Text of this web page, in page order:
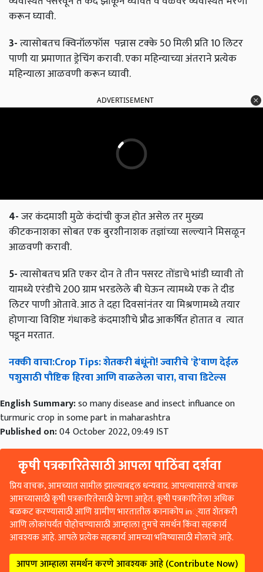
करून घ्यावी.
3-त्यासोबतच क्विनॉलफॉस पन्नास टक्के 50 मिली प्रति 10 लिटर
पाणी या प्रमाणात ड्रेचिंग करावी. एका महिन्याच्या अंतराने प्रत्येक
महिन्याला आळवणी करून घ्यावी.
ADVERTISEMENT
4-जर कंदमाशी मुळे कंदांची कुज होत असेल तर मुख्य
कीटकनाशका सोबत एक बुरशीनाशक तज्ञांच्या सल्ल्याने मिसळून
आळवणी करावी.
5-त्यासोबतच प्रति एकर दोन ते तीन पसरट तोंडाचे भांडी घ्यावी तो
यामध्ये एरंडीचे 200 ग्राम भरडलेले बी घेऊन त्यामध्ये एक ते दीड
लिटर पाणी ओतावे. आठ ते दहा दिवसांनंतर या मिश्रणामध्ये तयार
होणाऱ्या विशिष्ट गंधाकडे कंदमाशीचे प्रौढ आकर्षित होतात व त्यात
पडून मरतात.
नक्कीवाचा:Crop Tips:शेतकरीबंधूंनो!ज्वारीचे'हे'वाणदेईल
पशुसाठीपौष्टिकहिरवाआणिवाळलेलाचारा,वाचाडिटेल्स
English Summary:so many disease and insect influance on
turmuric crop in some part in maharashtra
Published on:04 October 2022, 09:49 IST
कृषी पत्रकारितेसाठी आपला पाठिंबा दर्शवा
प्रिय वाचक, आमच्यात सामील झाल्याबद्दल धन्यवाद. आपल्यासारखे वाचक
आमच्यासाठी कृषी पत्रकारितेसाठी प्रेरणा आहेत. कृषी पत्रकारितेला अधिक
बळकट करण्यासाठी आणि ग्रामीण भारतातील कानाकोप in्यात शेतकरी
आणि लोकांपर्यंत पोहोचण्यासाठी आम्हाला तुमचे समर्थन किंवा सहकार्य
आवश्यक आहे. आपले प्रत्येक सहकार्य आमच्या भविष्यासाठी मोलाचे आहे.
आपण आम्हाला समर्थन करणे आवश्यक आहे (Contribute Now)